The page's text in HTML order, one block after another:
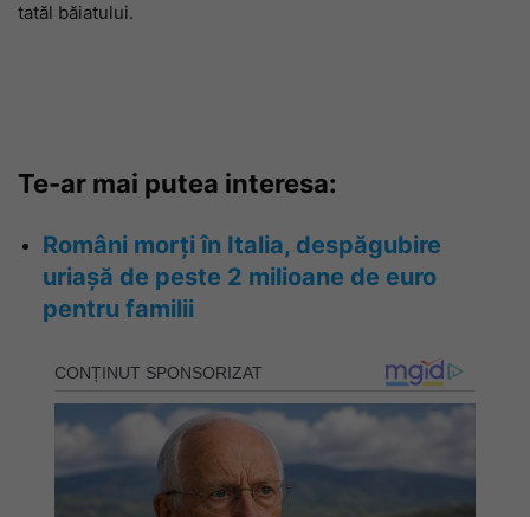
tatăl băiatului.
Te-ar mai putea interesa:
Români morți în Italia, despăgubire
uriașă de peste 2 milioane de euro
pentru familii